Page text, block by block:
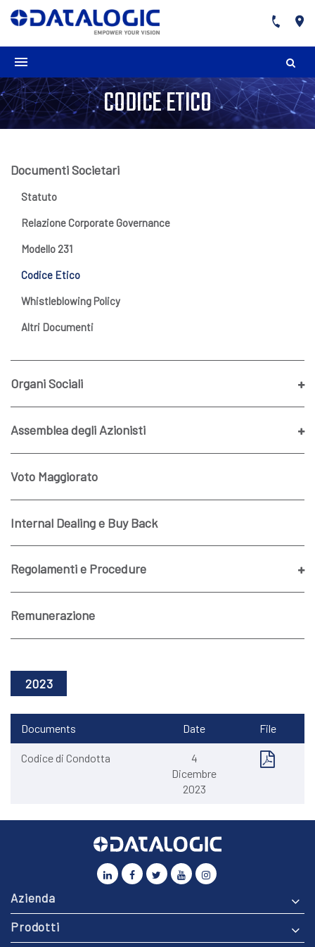
CODICE ETICO
Documenti Societari
Statuto
Relazione Corporate Governance
Modello 231
Codice Etico
Whistleblowing Policy
Altri Documenti
Organi Sociali
Assemblea degli Azionisti
Voto Maggiorato
Internal Dealing e Buy Back
Regolamenti e Procedure
Remunerazione
2023
Documents Date File
Codice di Condotta
4
Dicembre
2023
Azienda
Prodotti